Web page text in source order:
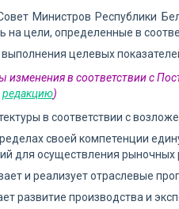
Министров Республики
на цели, определенные в
целевых
изменения в соответствии с
редакцию)
в соответствии с
своей компетенции
для осуществления
и реализует отраслевые
развитие производства и